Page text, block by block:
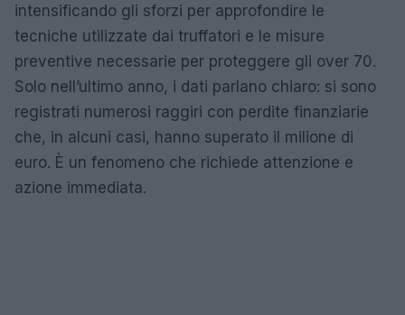
intensificando gli sforzi per approfondire le
tecniche utilizzate dai truffatori e le misure
preventive necessarie per proteggere gli over 70.
Solo nell’ultimo anno, i dati parlano chiaro: si sono
registrati numerosi raggiri con perdite finanziarie
che, in alcuni casi, hanno superato il milione di
euro. È un fenomeno che richiede attenzione e
azione immediata.